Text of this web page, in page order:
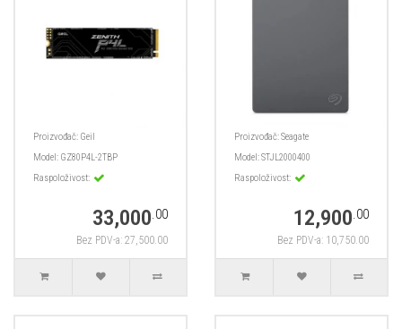
Proizvođač: Geil
Model: GZ80P4L-2TBP
Raspoloživost:
33,000.00
Bez PDV-a: 27,500.00
Proizvođač:Seagate
Model:STJL2000400
Raspoloživost:
12,900.00
Bez PDV-a: 10,750.00